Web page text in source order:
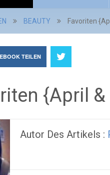
BEAUTY Favoriten
TEILEN
{April
Autor Des Artikels :